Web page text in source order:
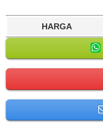
HARGA